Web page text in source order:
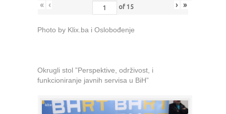
« ‹ of 15 › »
Photo by Klix.ba i Oslobođenje
Okrugli stol ”Perspektive, održivost, i
funkcioniranje javnih servisa u BiH”